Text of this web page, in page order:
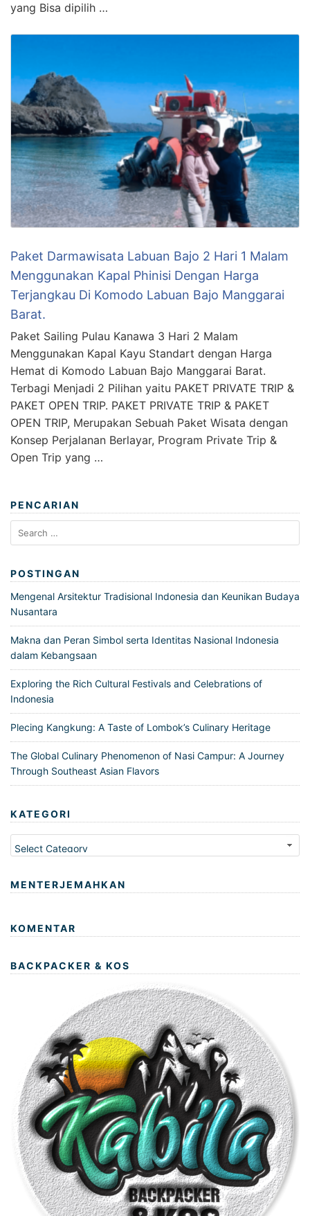
yang Bisa dipilih …
Paket Darmawisata Labuan Bajo 2 Hari 1 Malam
Menggunakan Kapal Phinisi Dengan Harga
Terjangkau Di Komodo Labuan Bajo Manggarai
Barat.
Paket Sailing Pulau Kanawa 3 Hari 2 Malam
Menggunakan Kapal Kayu Standart dengan Harga
Hemat di Komodo Labuan Bajo Manggarai Barat.
Terbagi Menjadi 2 Pilihan yaitu PAKET PRIVATE TRIP &
PAKET OPEN TRIP. PAKET PRIVATE TRIP & PAKET
OPEN TRIP, Merupakan Sebuah Paket Wisata dengan
Konsep Perjalanan Berlayar, Program Private Trip &
Open Trip yang …
PENCARIAN
Search
for:
POSTINGAN
Mengenal Arsitektur Tradisional Indonesia dan Keunikan Budaya
Nusantara
Makna dan Peran Simbol serta Identitas Nasional Indonesia
dalam Kebangsaan
Exploring the Rich Cultural Festivals and Celebrations of
Indonesia
Plecing Kangkung: A Taste of Lombok’s Culinary Heritage
The Global Culinary Phenomenon of Nasi Campur: A Journey
Through Southeast Asian Flavors
KATEGORI
Kategori
MENTERJEMAHKAN
KOMENTAR
BACKPACKER & KOS